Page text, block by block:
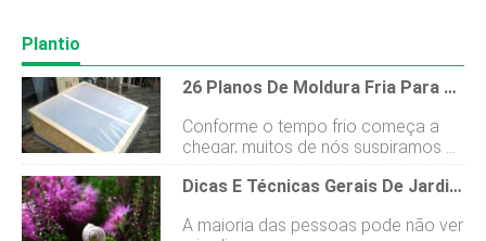
Plantio
26 Planos De Moldura Fria Para O Seu Jardim De Inverno
Conforme o tempo frio começa a
chegar, muitos de nós suspiramos e
esperamos pelo início da primavera
novamente, quando pudermos mais
frescas para nossas mesas. Mas
Dicas E Técnicas Gerais De Jardinagem
A maioria das pessoas pode não ver